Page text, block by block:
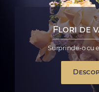
Flori de
Surprinde-o cu